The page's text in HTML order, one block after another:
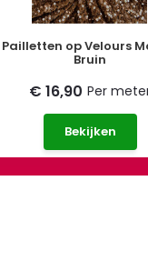
Pailletten op Velours
Bruin
€ 16,90 Per
Bekijken